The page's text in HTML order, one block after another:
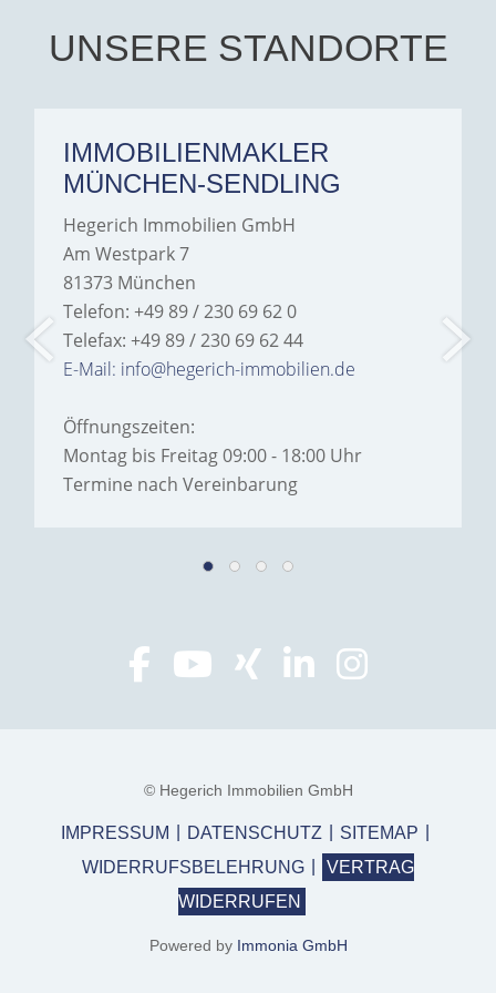
Hegerich Immobilien to
anyone looking for a home.
UNSERE STANDORTE
IMMOBILIENMAKLER
MÜNCHEN-SENDLING
Hegerich Immobilien GmbH
Am Westpark 7
81373 München
Telefon: +49 89 / 230 69 62 0
Telefax: +49 89 / 230 69 62 44
E-Mail: info@hegerich-immobilien.de
Öffnungszeiten:
Montag bis Freitag 09:00 - 18:00 Uhr
Termine nach Vereinbarung
© Hegerich Immobilien GmbH
IMPRESSUM DATENSCHUTZ
SITEMAP
WIDERRUFSBELEHRUNG
VERTRAG
WIDERRUFEN
Powered by Immonia GmbH